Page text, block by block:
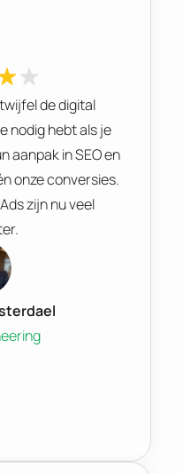
de digital
nodig hebt als je
aanpak in SEO en
onze conversies.
zijn nu veel